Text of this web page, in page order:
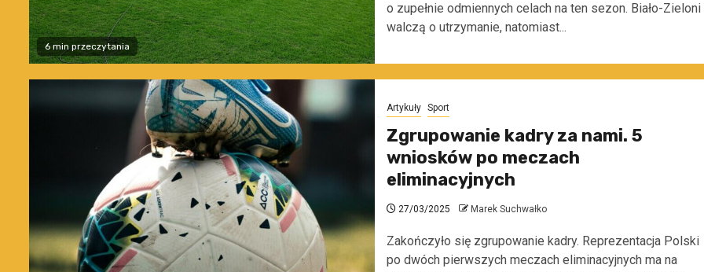
6 min przeczytania
o zupełnie odmiennych celach na ten sezon. Biało-Zieloni
walczą o utrzymanie, natomiast...
Artykuły Sport
Zgrupowanie kadry za nami. 5
wniosków po meczach
eliminacyjnych
27/03/2025 Marek Suchwałko
Zakończyło się zgrupowanie kadry. Reprezentacja Polski
po dwóch pierwszych meczach eliminacyjnych ma na